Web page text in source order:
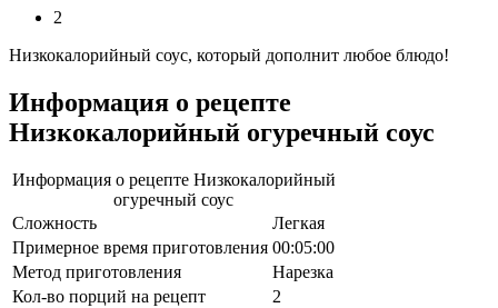
2
Низкокалорийный соус, который дополнит любое блюдо!
Информация о рецепте
Низкокалорийный огуречный соус
Информация о рецепте Низкокалорийный
огуречный соус
Сложность
Легкая
Примерное время приготовления 00:05:00
Метод приготовления
Нарезка
Кол-во порций на рецепт
2